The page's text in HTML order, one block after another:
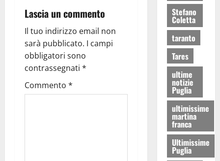
Lascia un commento
Il tuo indirizzo email non
sarà pubblicato. I campi
obbligatori sono
contrassegnati *
Commento *
Stefano
Coletta
taranto
Tares
ultime
notizie
Puglia
ultimissime
martina
franca
Ultimissime
Puglia